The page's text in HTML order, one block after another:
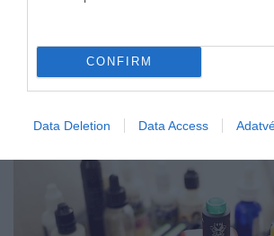
CONFIRM
Data Deletion Data Access